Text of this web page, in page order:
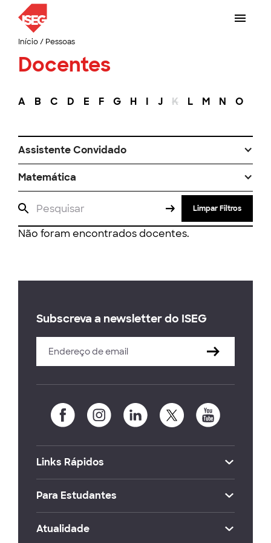
Início/ Pessoas
Docentes
A B C D E F G H I J K L M N O
Assistente Convidado
Matemática
Limpar Filtros
Não foram encontrados docentes.
Subscreva a newsletter do ISEG
Links Rápidos
Para Estudantes
Atualidade